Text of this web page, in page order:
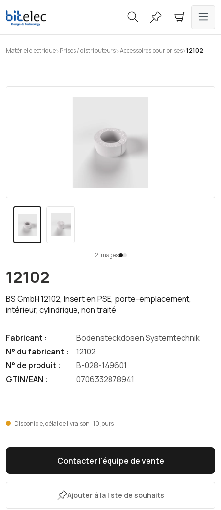
principal
Matériel électrique Prises / distributeurs Accessoires pour prises 12102
2 Images
12102
BS GmbH 12102, Insert en PSE, porte-emplacement,
intérieur, cylindrique, non traité
Fabricant :
Bodensteckdosen Systemtechnik
N° du fabricant :
12102
N° de produit :
B-028-149601
GTIN/EAN :
0706332878941
Disponible, délai de livraison : 10 jours
Contacter l'équipe de vente
Ajouter à la liste de souhaits